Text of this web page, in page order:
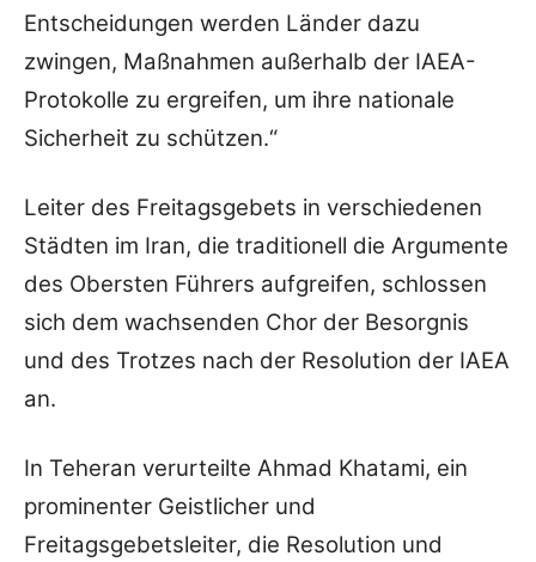
Entscheidungen werden Länder dazu
zwingen, Maßnahmen außerhalb der IAEA-
Protokolle zu ergreifen, um ihre nationale
Sicherheit zu schützen.“
Leiter des Freitagsgebets in verschiedenen
Städten im Iran, die traditionell die Argumente
des Obersten Führers aufgreifen, schlossen
sich dem wachsenden Chor der Besorgnis
und des Trotzes nach der Resolution der IAEA
an.
In Teheran verurteilte Ahmad Khatami, ein
prominenter Geistlicher und
Freitagsgebetsleiter, die Resolution und